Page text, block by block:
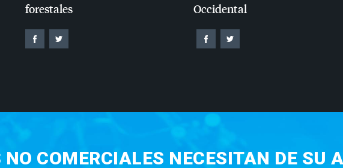
forestales
Occidental
COMERCIALES NECESITAN DE SU